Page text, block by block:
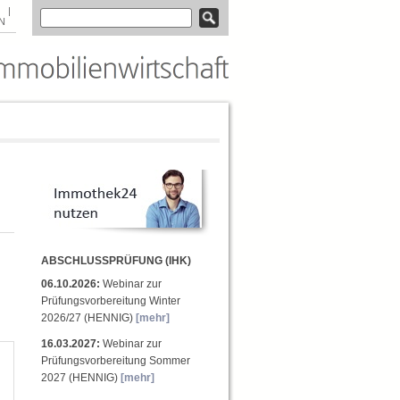
|
ABSCHLUSSPRÜFUNG (IHK)
06.10.2026: Webinar zur
Prüfungsvorbereitung Winter
2026/27 (HENNIG) [mehr]
16.03.2027: Webinar zur
Prüfungsvorbereitung Sommer
2027 (HENNIG) [mehr]